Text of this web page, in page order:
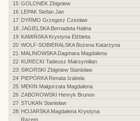
15 GOLONEK Zbigniew
16 LEPAK Stefan Jan
17 DYRMO Grzegorz Czesław
18 JAGIELSKA Bernadeta Halina
19 KAMIŃSKA Krystyna Elżbieta
20 WOLF-SOBIERALSKA Bożena Katarzyna
21
MALINOWSKA Dagmara Magdalena
22 KURECKI Tadeusz Maksymilian
23 SIKORSKI Zbigniew Stanisław
24 PIEPÓRKA Renata Izabela
25 MEKIN Małgorzata Magdalena
26 ZABOROWSKI Henryk Brunon
27 STUKAN Stanisław
28 HOJARSKA Magdalena Krystyna
Razem